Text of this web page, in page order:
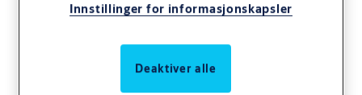
Innstillinger for informasjonskapsler
Deaktiver alle